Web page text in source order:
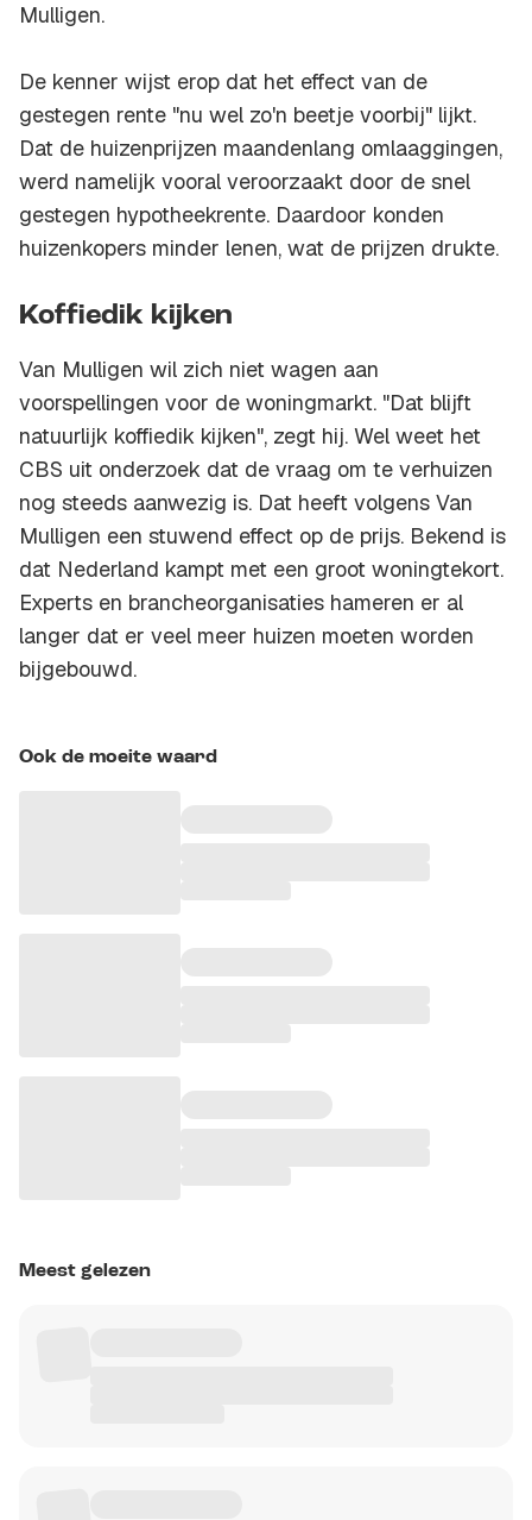
Mulligen.
De kenner wijst erop dat het effect van de
gestegen rente "nu wel zo'n beetje voorbij" lijkt.
Dat de huizenprijzen maandenlang omlaaggingen,
werd namelijk vooral veroorzaakt door de snel
gestegen hypotheekrente. Daardoor konden
huizenkopers minder lenen, wat de prijzen drukte.
Koffiedik kijken
Van Mulligen wil zich niet wagen aan
voorspellingen voor de woningmarkt. "Dat blijft
natuurlijk koffiedik kijken", zegt hij. Wel weet het
CBS uit onderzoek dat de vraag om te verhuizen
nog steeds aanwezig is. Dat heeft volgens Van
Mulligen een stuwend effect op de prijs. Bekend is
dat Nederland kampt met een groot woningtekort.
Experts en brancheorganisaties hameren er al
langer dat er veel meer huizen moeten worden
bijgebouwd.
Ook de moeite waard
Meest gelezen